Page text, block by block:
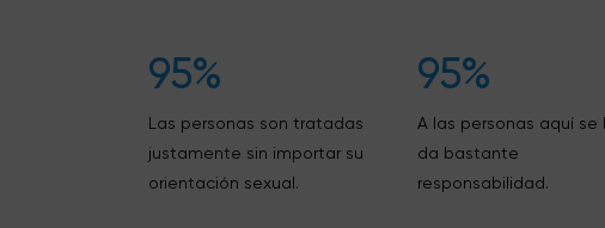
95%
Las personas son tratadas
justamente sin importar su
orientación sexual.
95%
A las personas aquí se
da bastante
responsabilidad.